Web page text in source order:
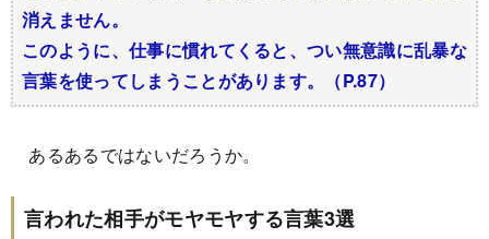
消えません。
このように、仕事に慣れてくると、つい無意識に乱暴な
言葉を使ってしまうことがあります。（P.87）
あるあるではないだろうか。
言われた相手がモヤモヤする言葉3選